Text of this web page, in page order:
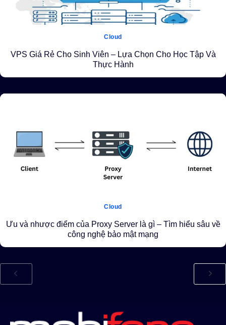
Cloud
VPS Giá Rẻ Cho Sinh Viên – Lựa Chọn Cho Học Tập Và
Thực Hành
Cloud
Ưu và nhược điểm của Proxy Server là gì – Tìm hiểu sâu về
công nghệ bảo mật mạng